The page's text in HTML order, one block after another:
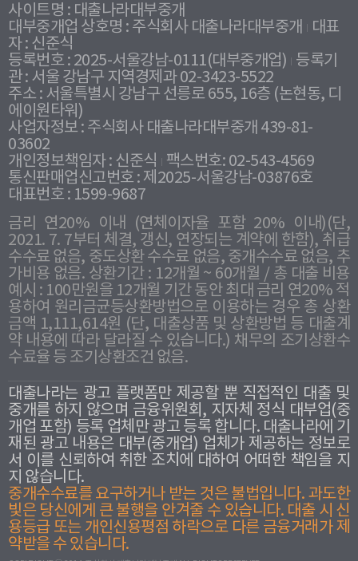
사이트명 : 대출나라대부중개
대부중개업 상호명 : 주식회사 대출나라대부중개
대표
자 : 신준식
등록번호 : 2025-서울강남-0111(대부중개업) 등록기
관 : 서울 강남구 지역경제과 02-3423-5522
주소 : 서울특별시 강남구 선릉로 655, 16층 (논현동, 디
에이원타워)
사업자정보 : 주식회사 대출나라대부중개 439-81-
03602
개인정보책임자 : 신준식
팩스번호: 02-543-4569
통신판매업신고번호 : 제2025-서울강남-03876호
대표번호 : 1599-9687
금리 연20% 이내 (연체이자율 포함 20% 이내)(단,
2021. 7. 7부터 체결, 갱신, 연장되는 계약에 한함), 취급
수수료 없음, 중도상환 수수료 없음, 중개수수료 없음, 추
가비용 없음. 상환기간 : 12개월 ~ 60개월 / 총 대출 비용
예시 : 100만원을 12개월 기간 동안 최대 금리 연20% 적
용하여 원리금균등상환방법으로 이용하는 경우 총 상환
금액 1,111,614원 (단, 대출상품 및 상환방법 등 대출계
약 내용에 따라 달라질 수 있습니다.) 채무의 조기상환수
수료율 등 조기상환조건 없음.
대출나라는 광고 플랫폼만 제공할 뿐 직접적인 대출 및
중개를 하지 않으며 금융위원회, 지자체 정식 대부업(중
개업 포함) 등록 업체만 광고 등록 합니다. 대출나라에 기
재된 광고 내용은 대부(중개업) 업체가 제공하는 정보로
서 이를 신뢰하여 취한 조치에 대하여 어떠한 책임을 지
지 않습니다.
중개수수료를 요구하거나 받는 것은 불법입니다. 과도한
빛은 당신에게 큰 불행을 안겨줄 수 있습니다. 대출 시 신
용등급 또는 개인신용평점 하락으로 다른 금융거래가 제
약받을 수 있습니다.